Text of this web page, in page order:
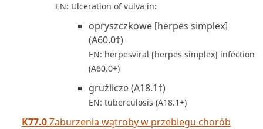
EN: Ulceration of vulva in:
opryszczkowe [herpes simplex]
(A60.0†)
EN: herpesviral [herpes simplex] infection
(A60.0+)
gruźlicze (A18.1†)
EN: tuberculosis (A18.1+)
K77.0Zaburzenia wątroby w przebiegu chorób